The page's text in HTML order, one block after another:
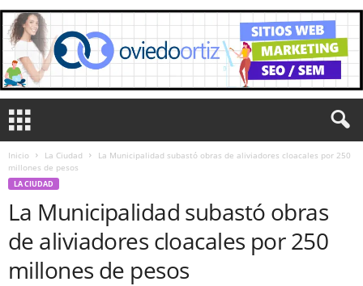
Inicio La Ciudad
La Municipalidad subastó obras de aliviadores cloacales por 250
millones de pesos
LA CIUDAD
La Municipalidad subastó obras
de aliviadores cloacales por 250
millones de pesos